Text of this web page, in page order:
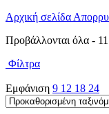
Αρχική σελίδα
Προβάλλονται όλα -
Φίλτρα
Εμφάνιση 9 12 18 24